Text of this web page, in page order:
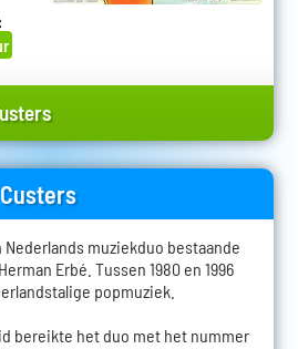
Nederlands muziekduo bestaande
Erbé. Tussen 1980 en 1996
popmuziek.
bereikte het duo met het nummer